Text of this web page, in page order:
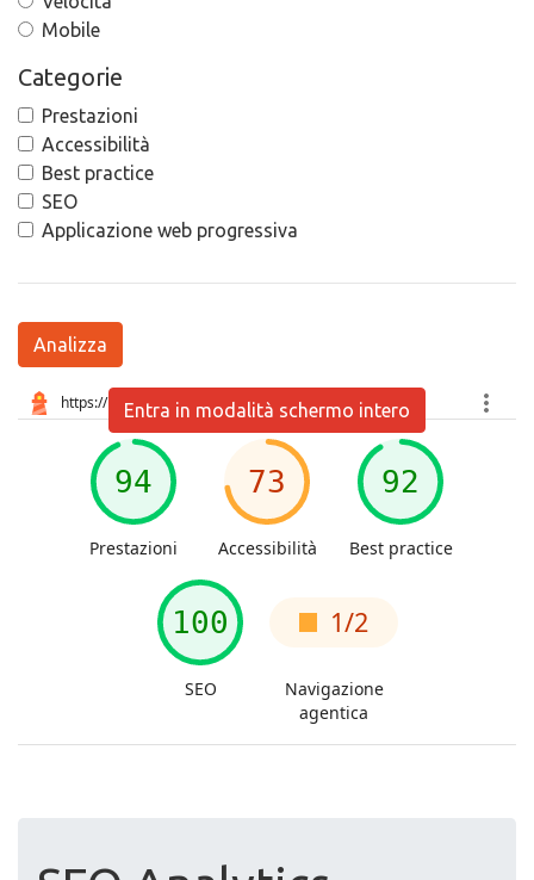
Mobile
Categorie
Prestazioni
Accessibilità
Best practice
SEO
Applicazione web progressiva
Analizza
Entra in modalità schermo intero